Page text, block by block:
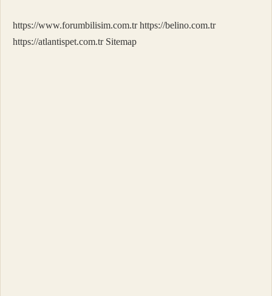
https://www.forumbilisim.com.tr https://belino.com.tr
https://atlantispet.com.tr Sitemap